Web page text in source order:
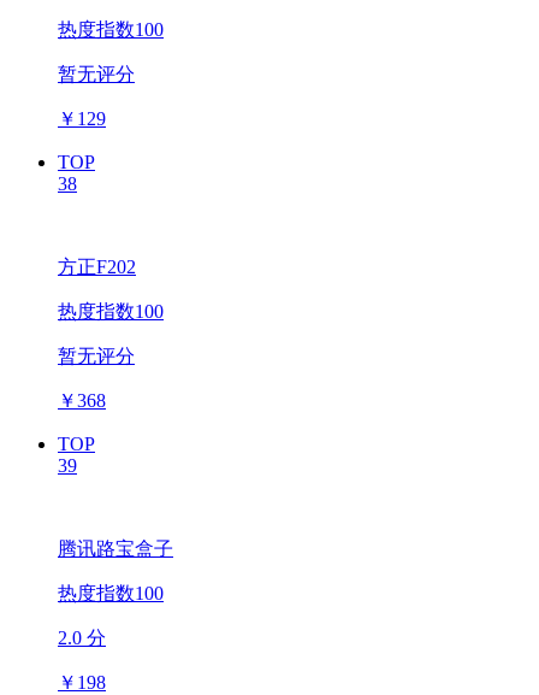
热度指数100
暂无评分
￥ 129
TOP
38
方正F202
热度指数100
暂无评分
￥368
TOP
39
腾讯路宝盒子
热度指数100
2.0 分
￥ 198